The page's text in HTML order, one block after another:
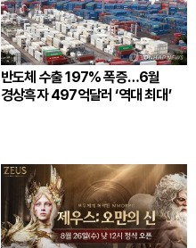
반도체 수출 197% 폭증…6월
경상흑자 497억달러 ‘역대 최대’